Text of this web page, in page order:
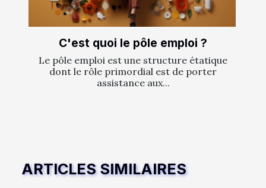
C'est quoi le pôle emploi ?
Le pôle emploi est une structure étatique
dont le rôle primordial est de porter
assistance aux...
ARTICLES SIMILAIRES